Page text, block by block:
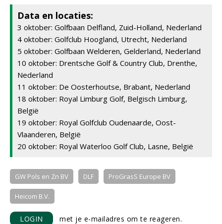
Data en locaties:
3 oktober: Golfbaan Delfland, Zuid-Holland, Nederland
4 oktober: Golfclub Hoogland, Utrecht, Nederland
5 oktober: Golfbaan Welderen, Gelderland, Nederland
10 oktober: Drentsche Golf & Country Club, Drenthe,
Nederland
11 oktober: De Oosterhoutse, Brabant, Nederland
18 oktober: Royal Limburg Golf, Belgisch Limburg,
België
19 oktober: Royal Golfclub Oudenaarde, Oost-
Vlaanderen, België
20 oktober: Royal Waterloo Golf Club, Lasne, België
GW Pols en Zn BV DLF ProGrasS Europe BV
Heicom B.V.
LOGIN met je e-mailadres om te reageren.